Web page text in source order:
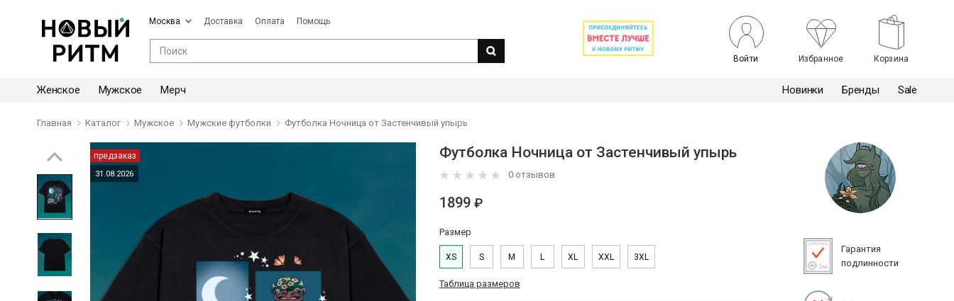
Москва Доставка Оплата Помощь
Войти Избранное Корзина
Женское Мужское Мерч Новинки Бренды Sale
Главная Каталог Мужское Мужские футболки Футболка Ночница от Застенчивый упырь
предзаказ
31.08.2026
Футболка Ночница от Застенчивый упырь
0 отзывов
1899 ₽
Размер
XS S M L XL XXL 3XL
Таблица размеров
Гарантия
подлинности